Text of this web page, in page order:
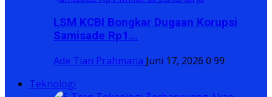
LSM KCBI Bongkar Dugaan Korupsi
Samisade Rp1...
Ade Tian Prahmana Juni 17, 2026 0 99
Teknologi